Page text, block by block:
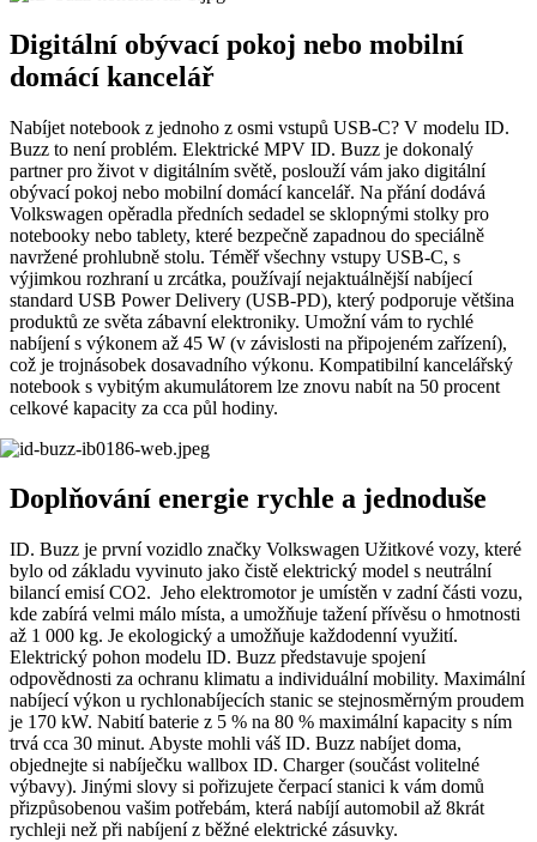
Digitální obývací pokoj nebo mobilní
domácí kancelář
Nabíjet notebook z jednoho z osmi vstupů USB-C? V modelu ID.
Buzz to není problém. Elektrické MPV ID. Buzz je dokonalý
partner pro život v digitálním světě, poslouží vám jako digitální
obývací pokoj nebo mobilní domácí kancelář. Na přání dodává
Volkswagen opěradla předních sedadel se sklopnými stolky pro
notebooky nebo tablety, které bezpečně zapadnou do speciálně
navržené prohlubně stolu. Téměř všechny vstupy USB-C, s
výjimkou rozhraní u zrcátka, používají nejaktuálnější nabíjecí
standard USB Power Delivery (USB-PD), který podporuje většina
produktů ze světa zábavní elektroniky. Umožní vám to rychlé
nabíjení s výkonem až 45 W (v závislosti na připojeném zařízení),
což je trojnásobek dosavadního výkonu. Kompatibilní kancelářský
notebook s vybitým akumulátorem lze znovu nabít na 50 procent
celkové kapacity za cca půl hodiny.
Doplňování energie rychle a jednoduše
ID. Buzz je první vozidlo značky Volkswagen Užitkové vozy, které
bylo od základu vyvinuto jako čistě elektrický model s neutrální
bilancí emisí CO2. Jeho elektromotor je umístěn v zadní části vozu,
kde zabírá velmi málo místa, a umožňuje tažení přívěsu o hmotnosti
až 1 000 kg. Je ekologický a umožňuje každodenní využití.
Elektrický pohon modelu ID. Buzz představuje spojení
odpovědnosti za ochranu klimatu a individuální mobility. Maximální
nabíjecí výkon u rychlonabíjecích stanic se stejnosměrným proudem
je 170 kW. Nabití baterie z 5 % na 80 % maximální kapacity s ním
trvá cca 30 minut. Abyste mohli váš ID. Buzz nabíjet doma,
objednejte si nabíječku wallbox ID. Charger (součást volitelné
výbavy). Jinými slovy si pořizujete čerpací stanici k vám domů
přizpůsobenou vašim potřebám, která nabíjí automobil až 8krát
rychleji než při nabíjení z běžné elektrické zásuvky.